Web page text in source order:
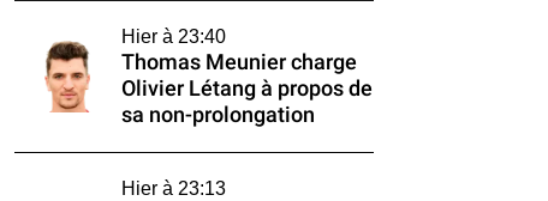
Hier à 23:40
Thomas Meunier charge
Olivier Létang à propos de
sa non-prolongation
Hier à 23:13